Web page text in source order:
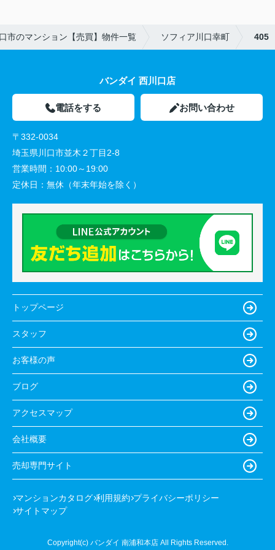
市のマンション【売買】物件一覧 ソフィア川口幸町 405
バンダイ 西川口店
電話をする お問い合わせ
〒332-0034
埼玉県川口市並木２丁目2-8
営業時間： 10:00～19:00
定休日： 無休（年末年始を除く）
トップページ
スタッフ
お客様の声
ブログ
アクセスマップ
会社概要
売却専門サイト
マンションカタログ 利用規約 プライバシーポリシー
サイトマップ
Copyright(c) バンダイ 南浦和本店 All Rights Reserved.